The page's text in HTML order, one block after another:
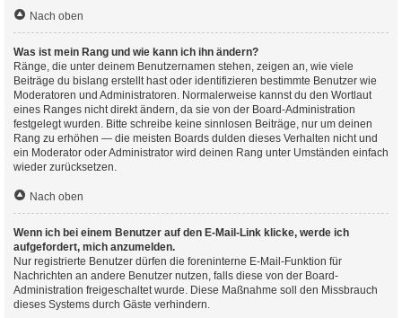
Nach oben
Was ist mein Rang und wie kann ich ihn ändern?
Ränge, die unter deinem Benutzernamen stehen, zeigen an, wie viele
Beiträge du bislang erstellt hast oder identifizieren bestimmte Benutzer wie
Moderatoren und Administratoren. Normalerweise kannst du den Wortlaut
eines Ranges nicht direkt ändern, da sie von der Board-Administration
festgelegt wurden. Bitte schreibe keine sinnlosen Beiträge, nur um deinen
Rang zu erhöhen — die meisten Boards dulden dieses Verhalten nicht und
ein Moderator oder Administrator wird deinen Rang unter Umständen einfach
wieder zurücksetzen.
Nach oben
Wenn ich bei einem Benutzer auf den E-Mail-Link klicke, werde ich
aufgefordert, mich anzumelden.
Nur registrierte Benutzer dürfen die foreninterne E-Mail-Funktion für
Nachrichten an andere Benutzer nutzen, falls diese von der Board-
Administration freigeschaltet wurde. Diese Maßnahme soll den Missbrauch
dieses Systems durch Gäste verhindern.